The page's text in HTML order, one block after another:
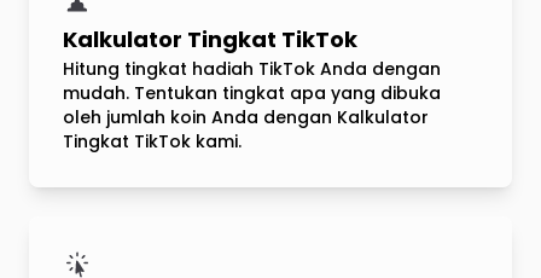
Kalkulator Tingkat TikTok
Hitung tingkat hadiah TikTok Anda dengan
mudah. Tentukan tingkat apa yang dibuka
oleh jumlah koin Anda dengan Kalkulator
Tingkat TikTok kami.